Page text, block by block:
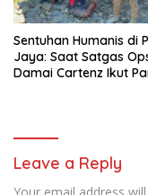
Sentuhan Humanis di
Jaya: Saat Satgas
Damai Cartenz Ikut
Leave a Reply